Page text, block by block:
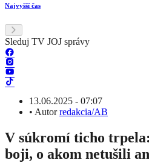
Najvyšší čas
Sleduj TV JOJ správy
13.06.2025 - 07:07
• Autorredakcia/AB
V súkromí ticho
boji, o akom netušili